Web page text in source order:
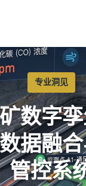
专业洞见
数字
据融
管控系